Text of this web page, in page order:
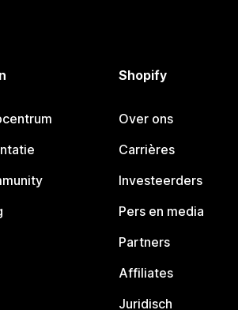
Shopify
Over ons
Carrières
Investeerders
Pers en media
Partners
Affiliates
Juridisch